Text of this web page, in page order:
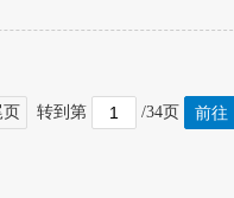
转到第 /34页